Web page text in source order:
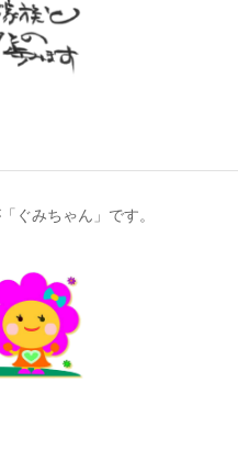
ぐみちゃん」です。